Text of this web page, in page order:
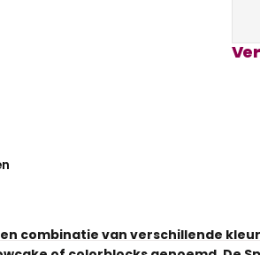
combinatie van verschillende